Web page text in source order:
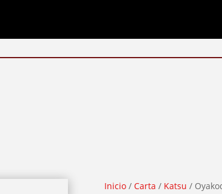
Inicio/ Carta / Katsu /